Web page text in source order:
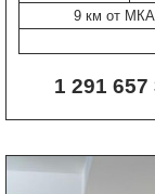
9 км от
1 291 657